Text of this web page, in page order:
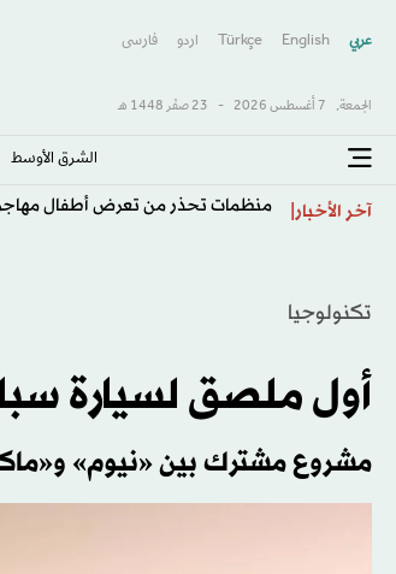
عربي English
Türkçe اردو فارسى
الجمعة, 7 أغسطس 2026 - 23 صفَر 1448 هـ
الشرق الأوسط​
آخر الأخبار منظمات تحذر من تعرض أطفال
تكنولوجيا
أول ملصق لسيارة
مشروع مشترك بين «نيوم»